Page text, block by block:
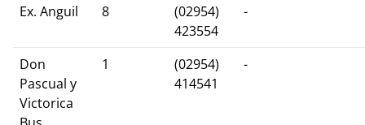
Ex. Anguil 8
(02954)
423554
-
Don
Pascual y
Victorica
1
(02954)
414541
-